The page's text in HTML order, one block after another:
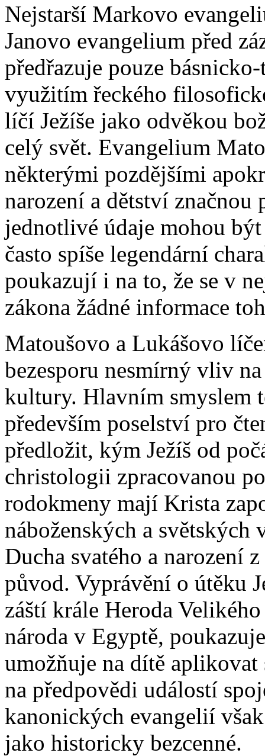
Nejstarší Markovo
Janovo evangelium před
předřazuje pouze
využitím řeckého
líčí Ježíše jako odvěkou
celý svět. Evangelium
některými pozdějšími
narození a dětství
jednotlivé údaje mohou
často spíše legendární
poukazují i na to, že se v
zákona žádné informace
Matoušovo a Lukášovo
bezesporu nesmírný vliv
kultury. Hlavním smyslem
především poselství pro
předložit, kým Ježíš od
christologii zpracovanou
rodokmeny mají Krista
náboženských a světských
Ducha svatého a narození
původ. Vyprávění o útěku
záští krále Heroda
národa v Egyptě,
umožňuje na dítě
na předpovědi událostí
kanonických evangelií
jako historicky bezcenné.